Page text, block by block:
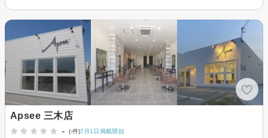
Apsee 三木店
-
(-件)7月1日掲載開始